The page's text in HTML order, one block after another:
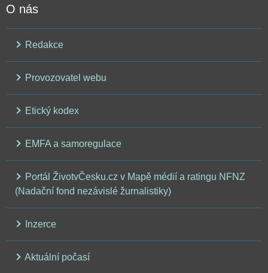
O nás
Redakce
Provozovatel webu
Etický kodex
EMFA a samoregulace
Portál ŽivotvČesku.cz v Mapě médií a ratingu NFNZ
(Nadační fond nezávislé žurnalistiky)
Inzerce
Aktuální počasí